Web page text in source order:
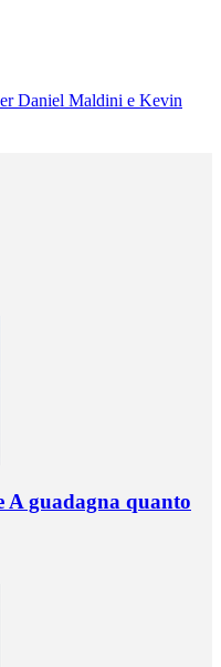
Daniel Maldini e Kevin
A guadagna quanto